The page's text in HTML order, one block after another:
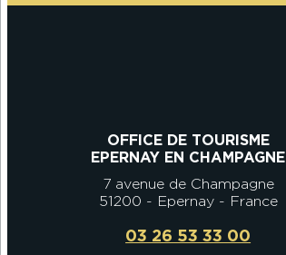
OFFICE DE TOURISME
EPERNAY EN CHAMPAGNE
7 avenue de Champagne
51200 - Epernay - France
03 26 53 33 00